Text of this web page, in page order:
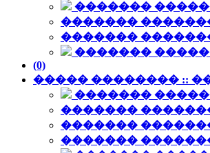
�������
�������
�������
�������
(0)
����� �������� ::
�������
�������
�������
�������